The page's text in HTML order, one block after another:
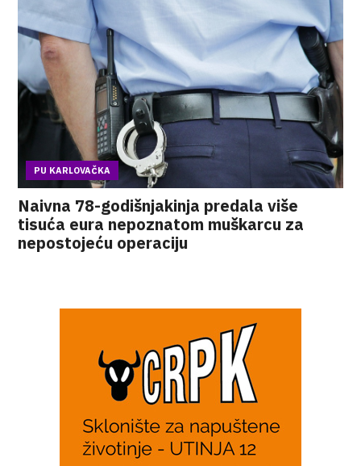
PU KARLOVAČKA
Naivna 78-godišnjakinja predala više
tisuća eura nepoznatom muškarcu za
nepostojeću operaciju